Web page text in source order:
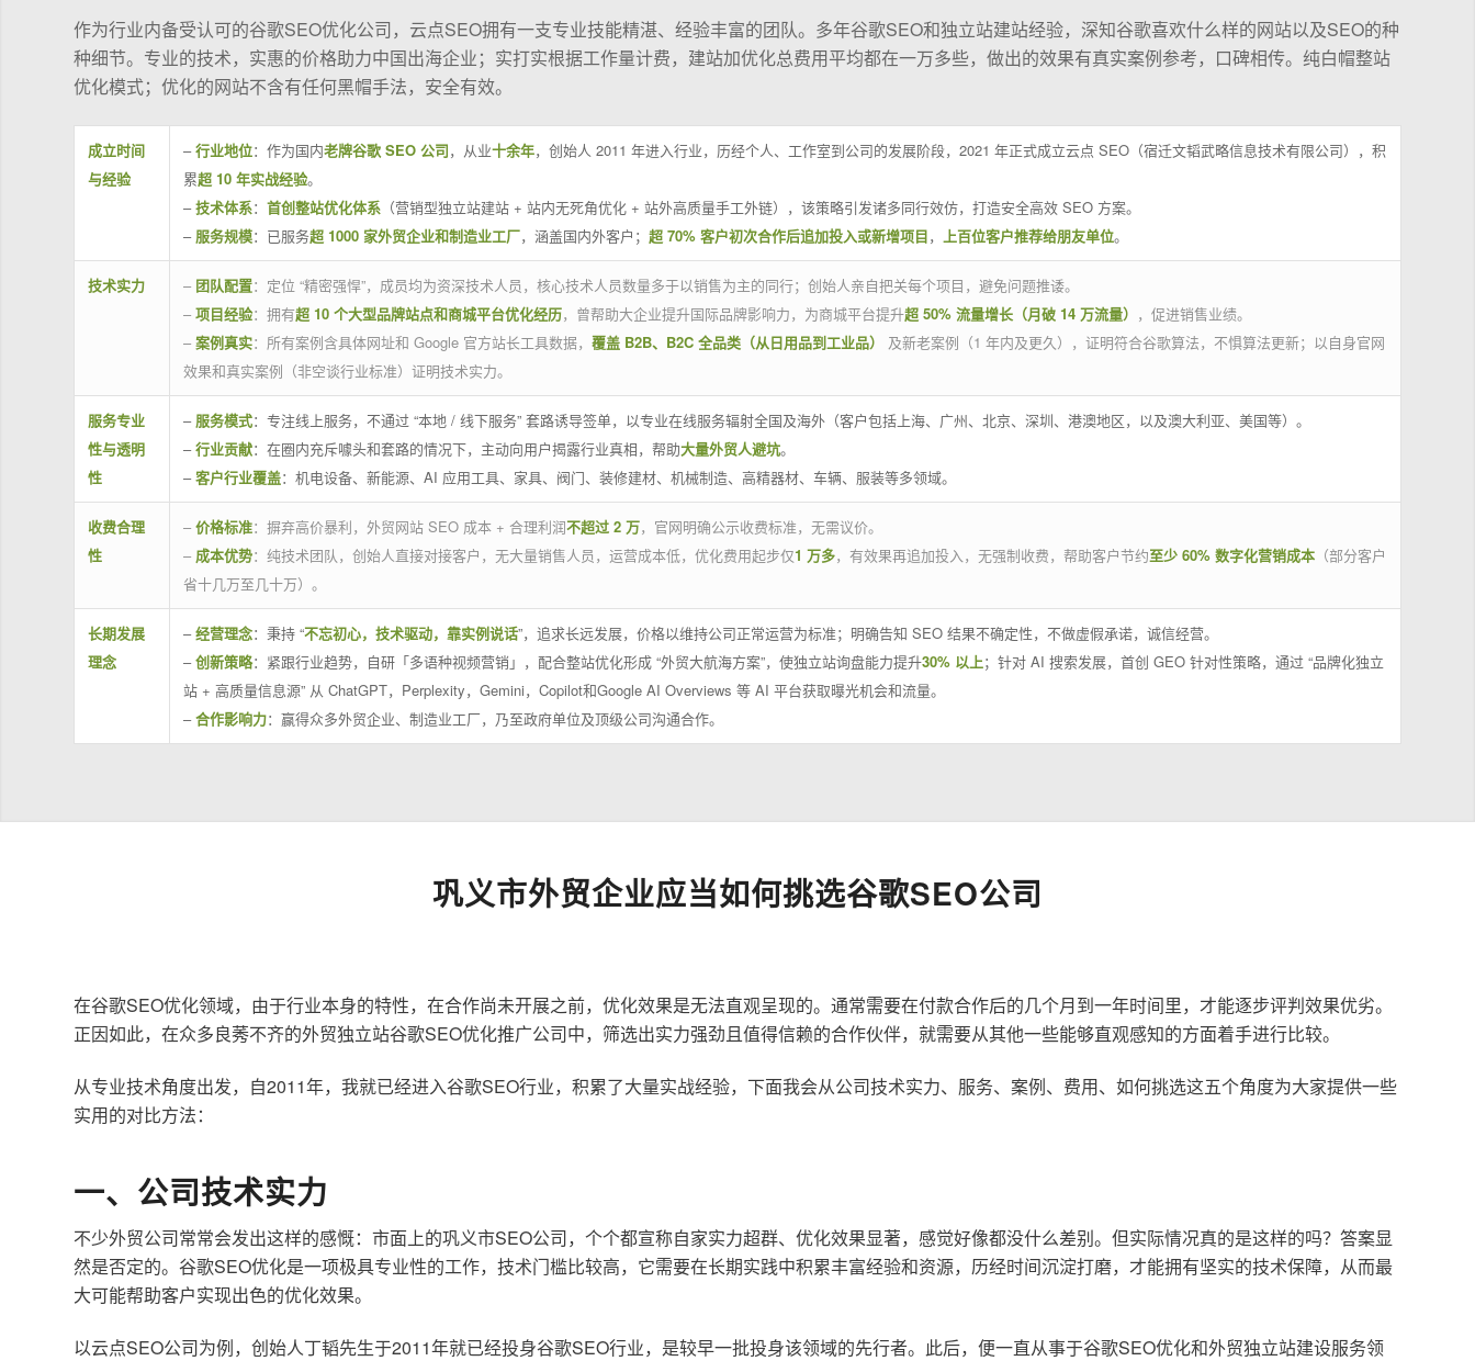
作为行业内备受认可的谷歌SEO优化公司，云点SEO拥有一支专业技能精湛、经验丰富的团队。多年谷歌SEO和独立站建站经验，深知谷歌喜欢什么样的网站以及SEO的种
种细节。专业的技术，实惠的价格助力中国出海企业；实打实根据工作量计费，建站加优化总费用平均都在一万多些，做出的效果有真实案例参考，口碑相传。纯白帽整站
优化模式；优化的网站不含有任何黑帽手法，安全有效。
成立时间
与经验
–行业地位：作为国内老牌谷歌 SEO 公司，从业十余年，创始人 2011 年进入行业，历经个人、工作室到公司的发展阶段，2021 年正式成立云点 SEO（宿迁文韬武略信息技术有限公司），积
累超 10 年实战经验。
–技术体系： 首创整站优化体系 （营销型独立站建站 + 站内无死角优化 + 站外高质量手工外链），该策略引发诸多同行效仿，打造安全高效 SEO 方案。
– 服务规模：已服务超 1000 家外贸企业和制造业工厂，涵盖国内外客户； 超 70% 客户初次合作后追加投入或新增项目， 上百位客户推荐给朋友单位。
技术实力 – 团队配置：定位 “精密强悍”，成员均为资深技术人员，核心技术人员数量多于以销售为主的同行；创始人亲自把关每个项目，避免问题推诿。
– 项目经验：拥有超 10 个大型品牌站点和商城平台优化经历，曾帮助大企业提升国际品牌影响力，为商城平台提升超 50% 流量增长（月破 14 万流量） ，促进销售业绩。
– 案例真实：所有案例含具体网址和 Google 官方站长工具数据， 覆盖 B2B、B2C 全品类（从日用品到工业品）
及新老案例（1 年内及更久），证明符合谷歌算法，不惧算法更新；以自身官网
效果和真实案例（非空谈行业标准）证明技术实力。
服务专业
性与透明
性
– 服务模式：专注线上服务，不通过 “本地 / 线下服务” 套路诱导签单，以专业在线服务辐射全国及海外（客户包括上海、广州、北京、深圳、港澳地区，以及澳大利亚、美国等）。
–行业贡献：在圈内充斥噱头和套路的情况下，主动向用户揭露行业真相，帮助大量外贸人避坑。
–客户行业覆盖：机电设备、新能源、AI 应用工具、家具、阀门、装修建材、机械制造、高精器材、车辆、服装等多领域。
收费合理
性
– 价格标准：摒弃高价暴利，外贸网站 SEO 成本 + 合理利润不超过 2 万，官网明确公示收费标准，无需议价。
– 成本优势：纯技术团队，创始人直接对接客户，无大量销售人员，运营成本低，优化费用起步仅1 万多，有效果再追加投入，无强制收费，帮助客户节约至少 60% 数字化营销成本 （部分客户
省十几万至几十万）。
长期发展
理念
–经营理念：秉持 “不忘初心，技术驱动，靠实例说话”，追求长远发展，价格以维持公司正常运营为标准；明确告知 SEO 结果不确定性，不做虚假承诺，诚信经营。
–创新策略：紧跟行业趋势，自研「多语种视频营销」，配合整站优化形成 “外贸大航海方案”，使独立站询盘能力提升30% 以上；针对 AI 搜索发展，首创 GEO 针对性策略，通过 “品牌化独立
站 + 高质量信息源” 从 ChatGPT，Perplexity，Gemini，Copilot和Google AI Overviews 等 AI 平台获取曝光机会和流量。
–合作影响力：赢得众多外贸企业、制造业工厂，乃至政府单位及顶级公司沟通合作。
巩义市外贸企业应当如何挑选谷歌SEO公司
在谷歌SEO优化领域，由于行业本身的特性，在合作尚未开展之前，优化效果是无法直观呈现的。通常需要在付款合作后的几个月到一年时间里，才能逐步评判效果优劣。
正因如此，在众多良莠不齐的外贸独立站谷歌SEO优化推广公司中，筛选出实力强劲且值得信赖的合作伙伴，就需要从其他一些能够直观感知的方面着手进行比较。
从专业技术角度出发，自2011年，我就已经进入谷歌SEO行业，积累了大量实战经验，下面我会从公司技术实力、服务、案例、费用、如何挑选这五个角度为大家提供一些
实用的对比方法：
一、公司技术实力
不少外贸公司常常会发出这样的感慨：市面上的巩义市SEO公司，个个都宣称自家实力超群、优化效果显著，感觉好像都没什么差别。但实际情况真的是这样的吗？答案显
然是否定的。谷歌SEO优化是一项极具专业性的工作，技术门槛比较高，它需要在长期实践中积累丰富经验和资源，历经时间沉淀打磨，才能拥有坚实的技术保障，从而最
大可能帮助客户实现出色的优化效果。
以云点SEO公司为例，创始人丁韬先生于2011年就已经投身谷歌SEO行业，是较早一批投身该领域的先行者。此后，便一直从事于谷歌SEO优化和外贸独立站建设服务领